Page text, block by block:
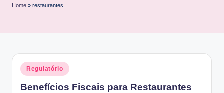
mais
Home » restaurantes
Posted
in
Regulatório
Benefícios Fiscais para Restaurantes